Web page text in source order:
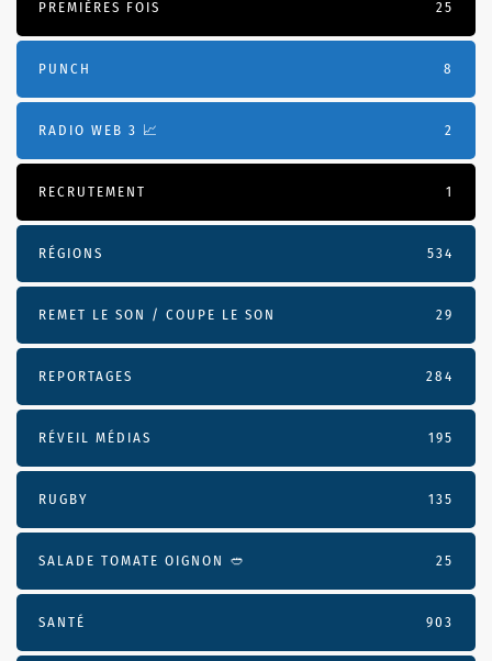
PREMIÈRES FOIS 25
PUNCH 8
RADIO WEB 3 📈 2
RECRUTEMENT 1
RÉGIONS 534
REMET LE SON / COUPE LE SON 29
REPORTAGES 284
RÉVEIL MÉDIAS 195
RUGBY 135
SALADE TOMATE OIGNON 🥙 25
SANTÉ 903